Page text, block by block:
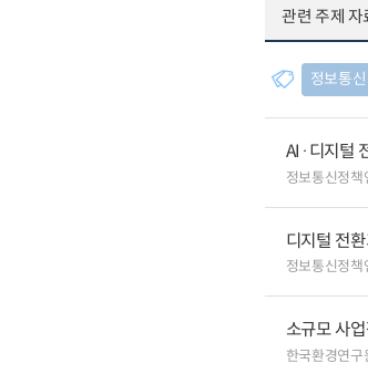
관련 주제 자
정보통신
AI·디지털
정보통신정책
디지털 전
정보통신정책
소규모 사
한국환경연구